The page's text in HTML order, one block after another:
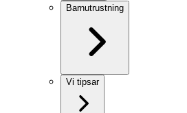
Barnutrustning
Vi tipsar